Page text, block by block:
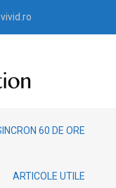
60 DE ORE
ARTICOLE UTILE